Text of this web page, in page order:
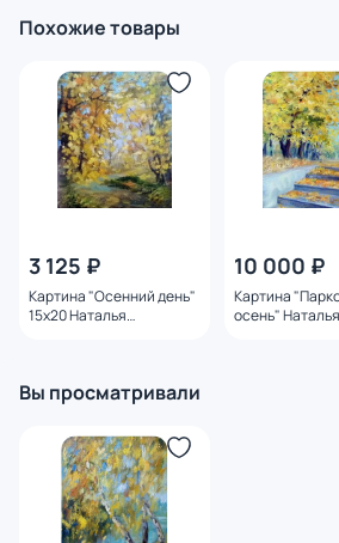
Похожие товары
3 125 ₽
Картина "Осенний день"
15x20 Наталья
10 000 ₽
Картина
осень" Наталья
Вы просматривали